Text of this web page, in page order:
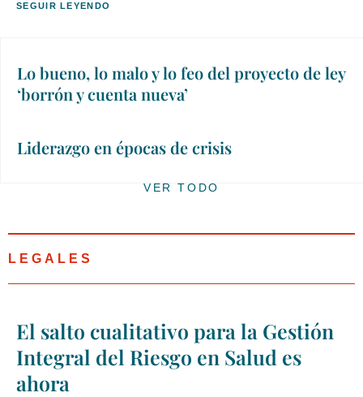
SEGUIR LEYENDO
Lo bueno, lo malo y lo feo del proyecto de ley
‘borrón y cuenta nueva’
Liderazgo en épocas de crisis
VER TODO
LEGALES
El salto cualitativo para la Gestión
Integral del Riesgo en Salud es
ahora